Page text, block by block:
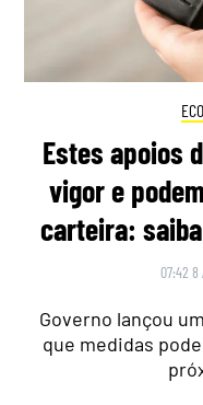
Estes apoios
vigor e
carteira:
07:42 8
Governo lançou
que medidas